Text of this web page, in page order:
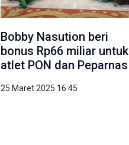
Bobby Nasution beri
bonus Rp66 miliar untuk
atlet PON dan Peparnas
25 Maret 2025 16:45